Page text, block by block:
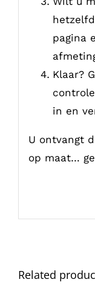
pagina
Klaar?
in en
U ontvangt
op maat…
Related